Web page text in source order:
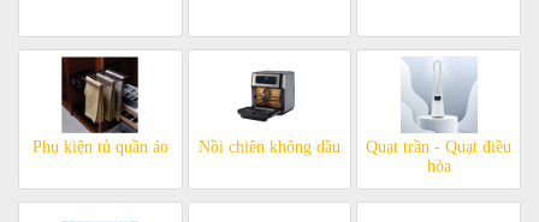
Phụ kiện tủ quần áo Nồi chiên không dầu
Quạt trần - Quạt điều
hòa